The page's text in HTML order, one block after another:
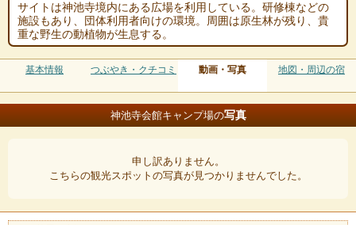
サイトは神池寺境内にある広場を利用している。研修棟などの
施設もあり、団体利用者向けの環境。周囲は原生林が残り、貴
重な野生の動植物が生息する。
基本情報 つぶやき・クチコミ 動画・写真 地図・周辺の宿
神池寺会館キャンプ場の写真
申し訳ありません。
こちらの観光スポットの写真が見つかりませんでした。